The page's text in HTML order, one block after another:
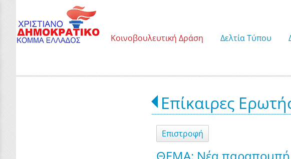
Κοινοβουλευτική Δράση Δελτία Τύπου
Επίκαιρες
Επιστροφή